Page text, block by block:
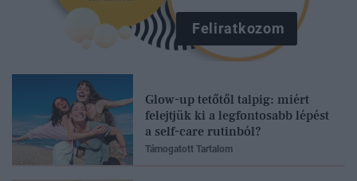
Feliratkozom
Glow-up tetőtől talpig: miért
felejtjük ki a legfontosabb lépést
a self-care rutinból?
Támogatott Tartalom